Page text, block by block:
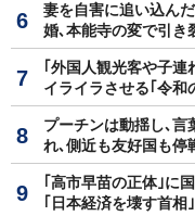
妻を自害に追い込ん
婚､本能寺の変で引き
｢外国人観光客や子
イライラさせる｢令和
プーチンは動揺し､
れ､側近も友好国も停
｢高市早苗の正体｣に
｢日本経済を壊す首